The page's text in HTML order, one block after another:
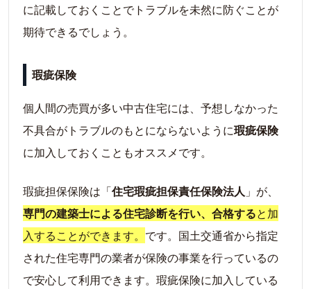
に記載しておくことでトラブルを未然に防ぐことが
期待できるでしょう。
瑕疵保険
個人間の売買が多い中古住宅には、予想しなかった
不具合がトラブルのもとにならないように瑕疵保険
に加入しておくこともオススメです。
瑕疵担保保険は「住宅瑕疵担保責任保険法人 」が、
専門の建築士による住宅診断を行い、合格すると加
入することができます。 です。国土交通省から指定
された住宅専門の業者が保険の事業を行っているの
で安心して利用できます。瑕疵保険に加入している